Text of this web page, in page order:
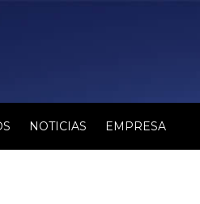
NOTICIAS EMPRESA